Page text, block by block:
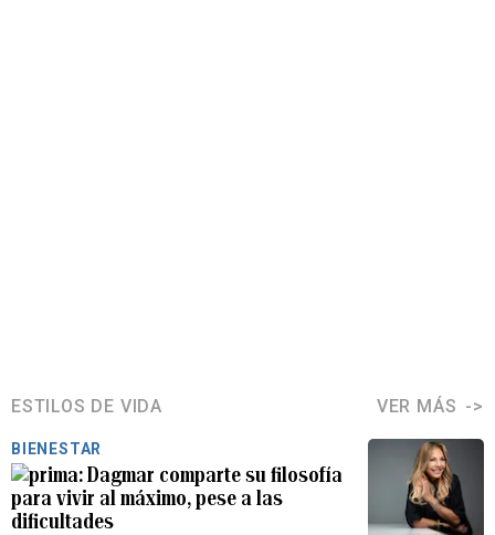
ESTILOS DE VIDA VER MÁS
BIENESTAR
Dagmar comparte su filosofía
para vivir al máximo, pese a las
dificultades